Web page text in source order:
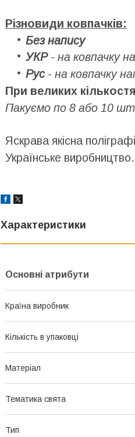
Різновиди ковпачків:
Без напису
УКР- на ковпачку
Рус- на ковпачку
При великих
Пакуємо по 8 або 10
Яскрава якісна
Українське виробництво.
Характеристики
Основні атрибути
Країна виробник
Кількість в упаковці
Матеріал
Тематика свята
Тип